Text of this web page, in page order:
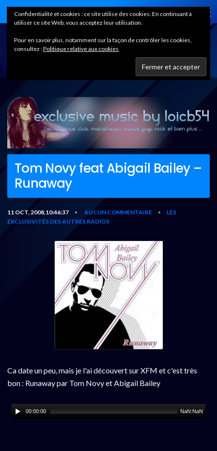
Home
Tom Novy feat Abigail Bailey –
Runaway
11 OCT, 2008,10:46:37 • AUCUN COMMENTAIRE •
LES
EXCLUSIVITÉS DES AUTRES RADIOS
Ca date un peu, mais je l'ai découvert sur XFM et c'est très
bon : Runaway par Tom Novy et Abigail Bailey
00:00:00 NaN:NaN
Confidentialité et cookies : ce site utilise des cookies. En continuant à
utiliser ce site Web, vous acceptez leur utilisation.
Pour en savoir plus, notamment sur la façon de contrôler les cookies,
consultez :Politique relative aux cookies